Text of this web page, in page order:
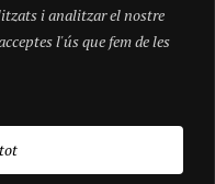
i analitzar el nostre
l'ús que fem de les